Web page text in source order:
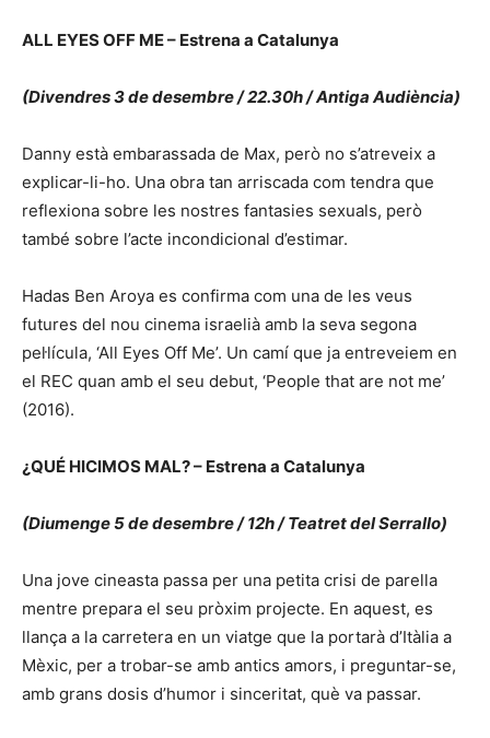
ALL EYES OFF ME – Estrena a Catalunya
(Divendres 3 de desembre / 22.30h / Antiga Audiència)
Danny està embarassada de Max, però no s’atreveix a
explicar-li-ho. Una obra tan arriscada com tendra que
reflexiona sobre les nostres fantasies sexuals, però
també sobre l’acte incondicional d’estimar.
Hadas Ben Aroya es confirma com una de les veus
futures del nou cinema israelià amb la seva segona
pel·lícula, ‘All Eyes Off Me’. Un camí que ja entreveiem en
el REC quan amb el seu debut, ‘People that are not me’
(2016).
¿QUÉ HICIMOS MAL? – Estrena a Catalunya
(Diumenge 5 de desembre / 12h / Teatret del Serrallo)
Una jove cineasta passa per una petita crisi de parella
mentre prepara el seu pròxim projecte. En aquest, es
llança a la carretera en un viatge que la portarà d’Itàlia a
Mèxic, per a trobar-se amb antics amors, i preguntar-se,
amb grans dosis d’humor i sinceritat, què va passar.